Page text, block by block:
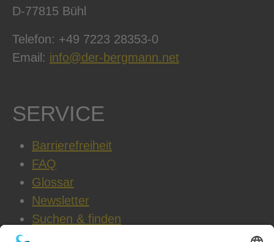
D-77815 Bühl
Telefon: +49 7223 28353-0
Email: info@der-bergmann.net
SERVICE
Barrierefreiheit
FAQ
Glossar
Newsletter
Suchen & finden